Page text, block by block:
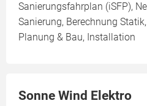
Sanierungsfahrplan (iSFP),
Sanierung, Berechnung
Planung & Bau, Installation
Sonne Wind Elektro